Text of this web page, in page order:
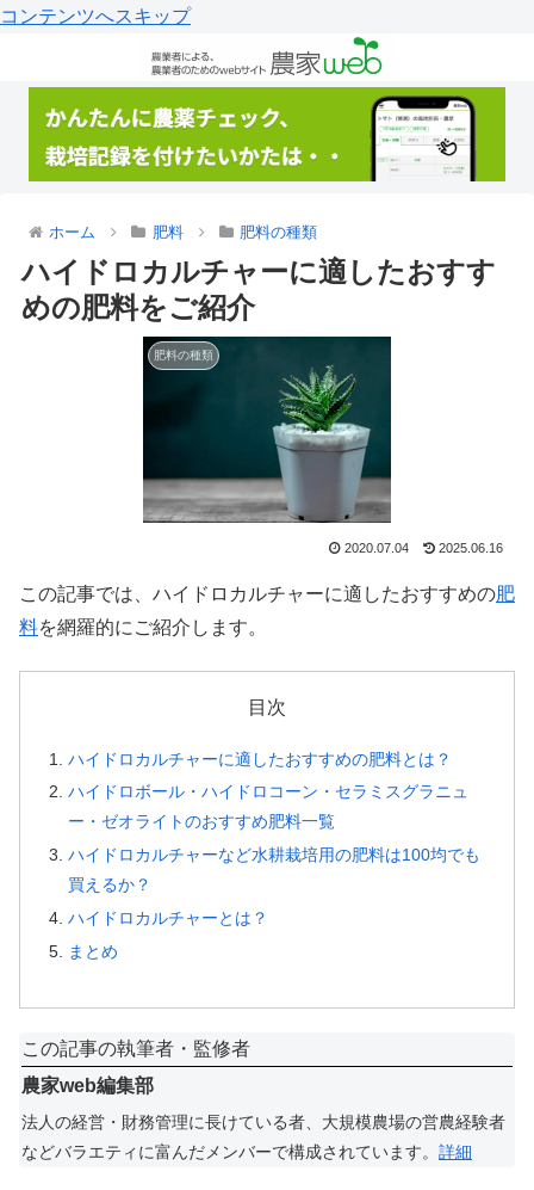
コンテンツへスキップ
ホーム 肥料 肥料の種類
ハイドロカルチャーに適したおすす
めの肥料をご紹介
肥料の種類
2020.07.04 2025.06.16
この記事では、ハイドロカルチャーに適したおすすめの肥
料を網羅的にご紹介します。
目次
ハイドロカルチャーに適したおすすめの肥料とは？
ハイドロボール・ハイドロコーン・セラミスグラニュ
ー・ゼオライトのおすすめ肥料一覧
ハイドロカルチャーなど水耕栽培用の肥料は100均でも
買えるか？
ハイドロカルチャーとは？
まとめ
この記事の執筆者・監修者
農家web編集部
法人の経営・財務管理に長けている者、大規模農場の営農経験者
などバラエティに富んだメンバーで構成されています。 詳細